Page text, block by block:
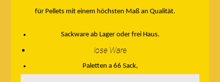
für Pellets mit einem höchsten Maß an Qualität.
Sackware ab Lager oder frei Haus.
lose Ware
Paletten a 66 Sack,